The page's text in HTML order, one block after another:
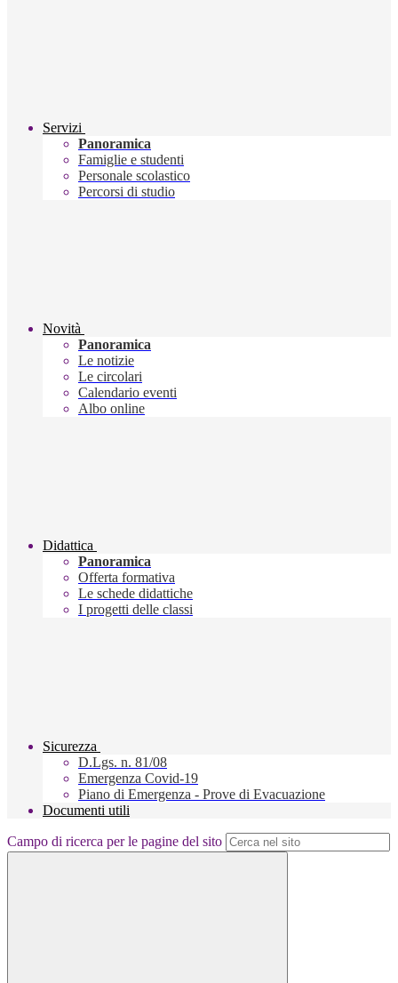
Servizi
Panoramica
Famiglie e studenti
Personale scolastico
Percorsi di studio
Novità
Panoramica
Le notizie
Le circolari
Calendario eventi
Albo online
Didattica
Panoramica
Offerta formativa
Le schede didattiche
I progetti delle classi
Sicurezza
D.Lgs. n. 81/08
Emergenza Covid-19
Piano di Emergenza - Prove di Evacuazione
Documenti utili
Campo di ricerca per le pagine del sito